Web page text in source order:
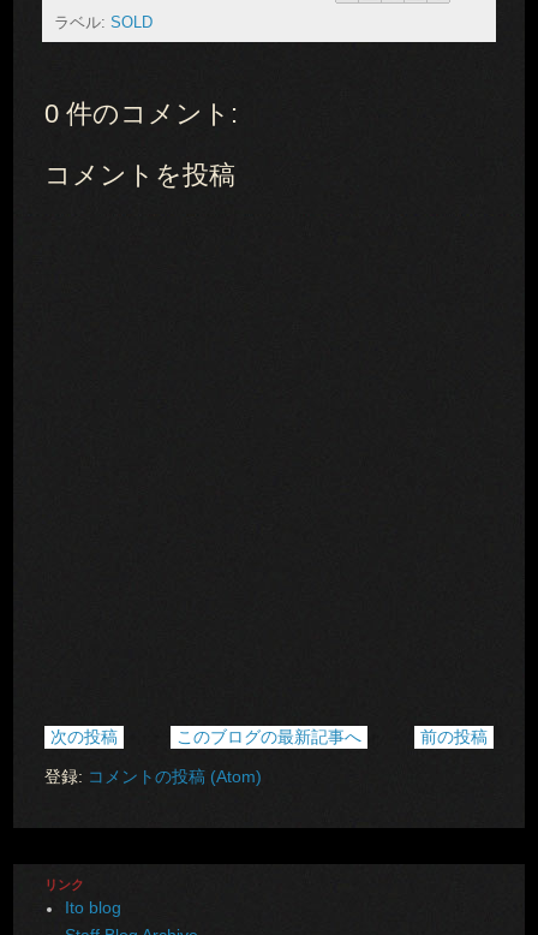
ラベル: SOLD
0 件のコメント:
コメントを投稿
次の投稿 前の投稿
このブログの最新記事へ
登録: コメントの投稿 (Atom)
リンク
Ito blog